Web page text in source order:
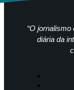
“O
diária da